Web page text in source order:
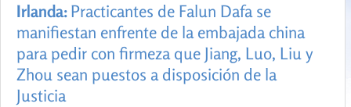
Irlanda:Practicantes de Falun Dafa se
manifiestan enfrente de la embajada china
para pedir con firmeza que Jiang, Luo, Liu y
Zhou sean puestos a disposición de la
Justicia